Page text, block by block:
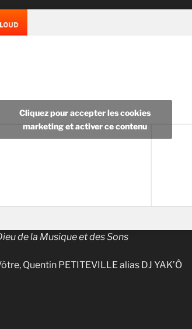
Cliquez pour accepter les cookies
marketing et activer ce contenu
de la Musique et des Sons
Quentin PETITEVILLE alias DJ YAK’Ô